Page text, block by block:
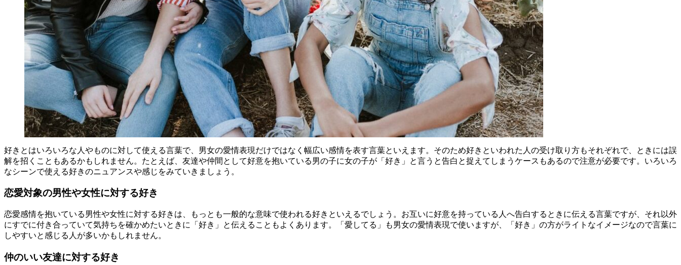
好きとはいろいろな人やものに対して使える言葉で、男女の愛情表現だけではなく幅広い感情を表す言葉といえます。そのため好きといわれた人の受け取り方もそれぞれで、ときには誤
解を招くこともあるかもしれません。たとえば、友達や仲間として好意を抱いている男の子に女の子が「好き」と言うと告白と捉えてしまうケースもあるので注意が必要です。いろいろ
なシーンで使える好きのニュアンスや感じをみていきましょう。
恋愛対象の男性や女性に対する好き
恋愛感情を抱いている男性や女性に対する好きは、もっとも一般的な意味で使われる好きといえるでしょう。お互いに好意を持っている人へ告白するときに伝える言葉ですが、それ以外
にすでに付き合っていて気持ちを確かめたいときに「好き」と伝えることもよくあります。「愛してる」も男女の愛情表現で使いますが、「好き」の方がライトなイメージなので言葉に
しやすいと感じる人が多いかもしれません。
仲のいい友達に対する好き